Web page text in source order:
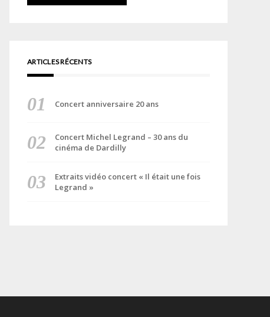
ARTICLES RÉCENTS
Concert anniversaire 20 ans
Concert Michel Legrand – 30 ans du
cinéma de Dardilly
Extraits vidéo concert « Il était une fois
Legrand »